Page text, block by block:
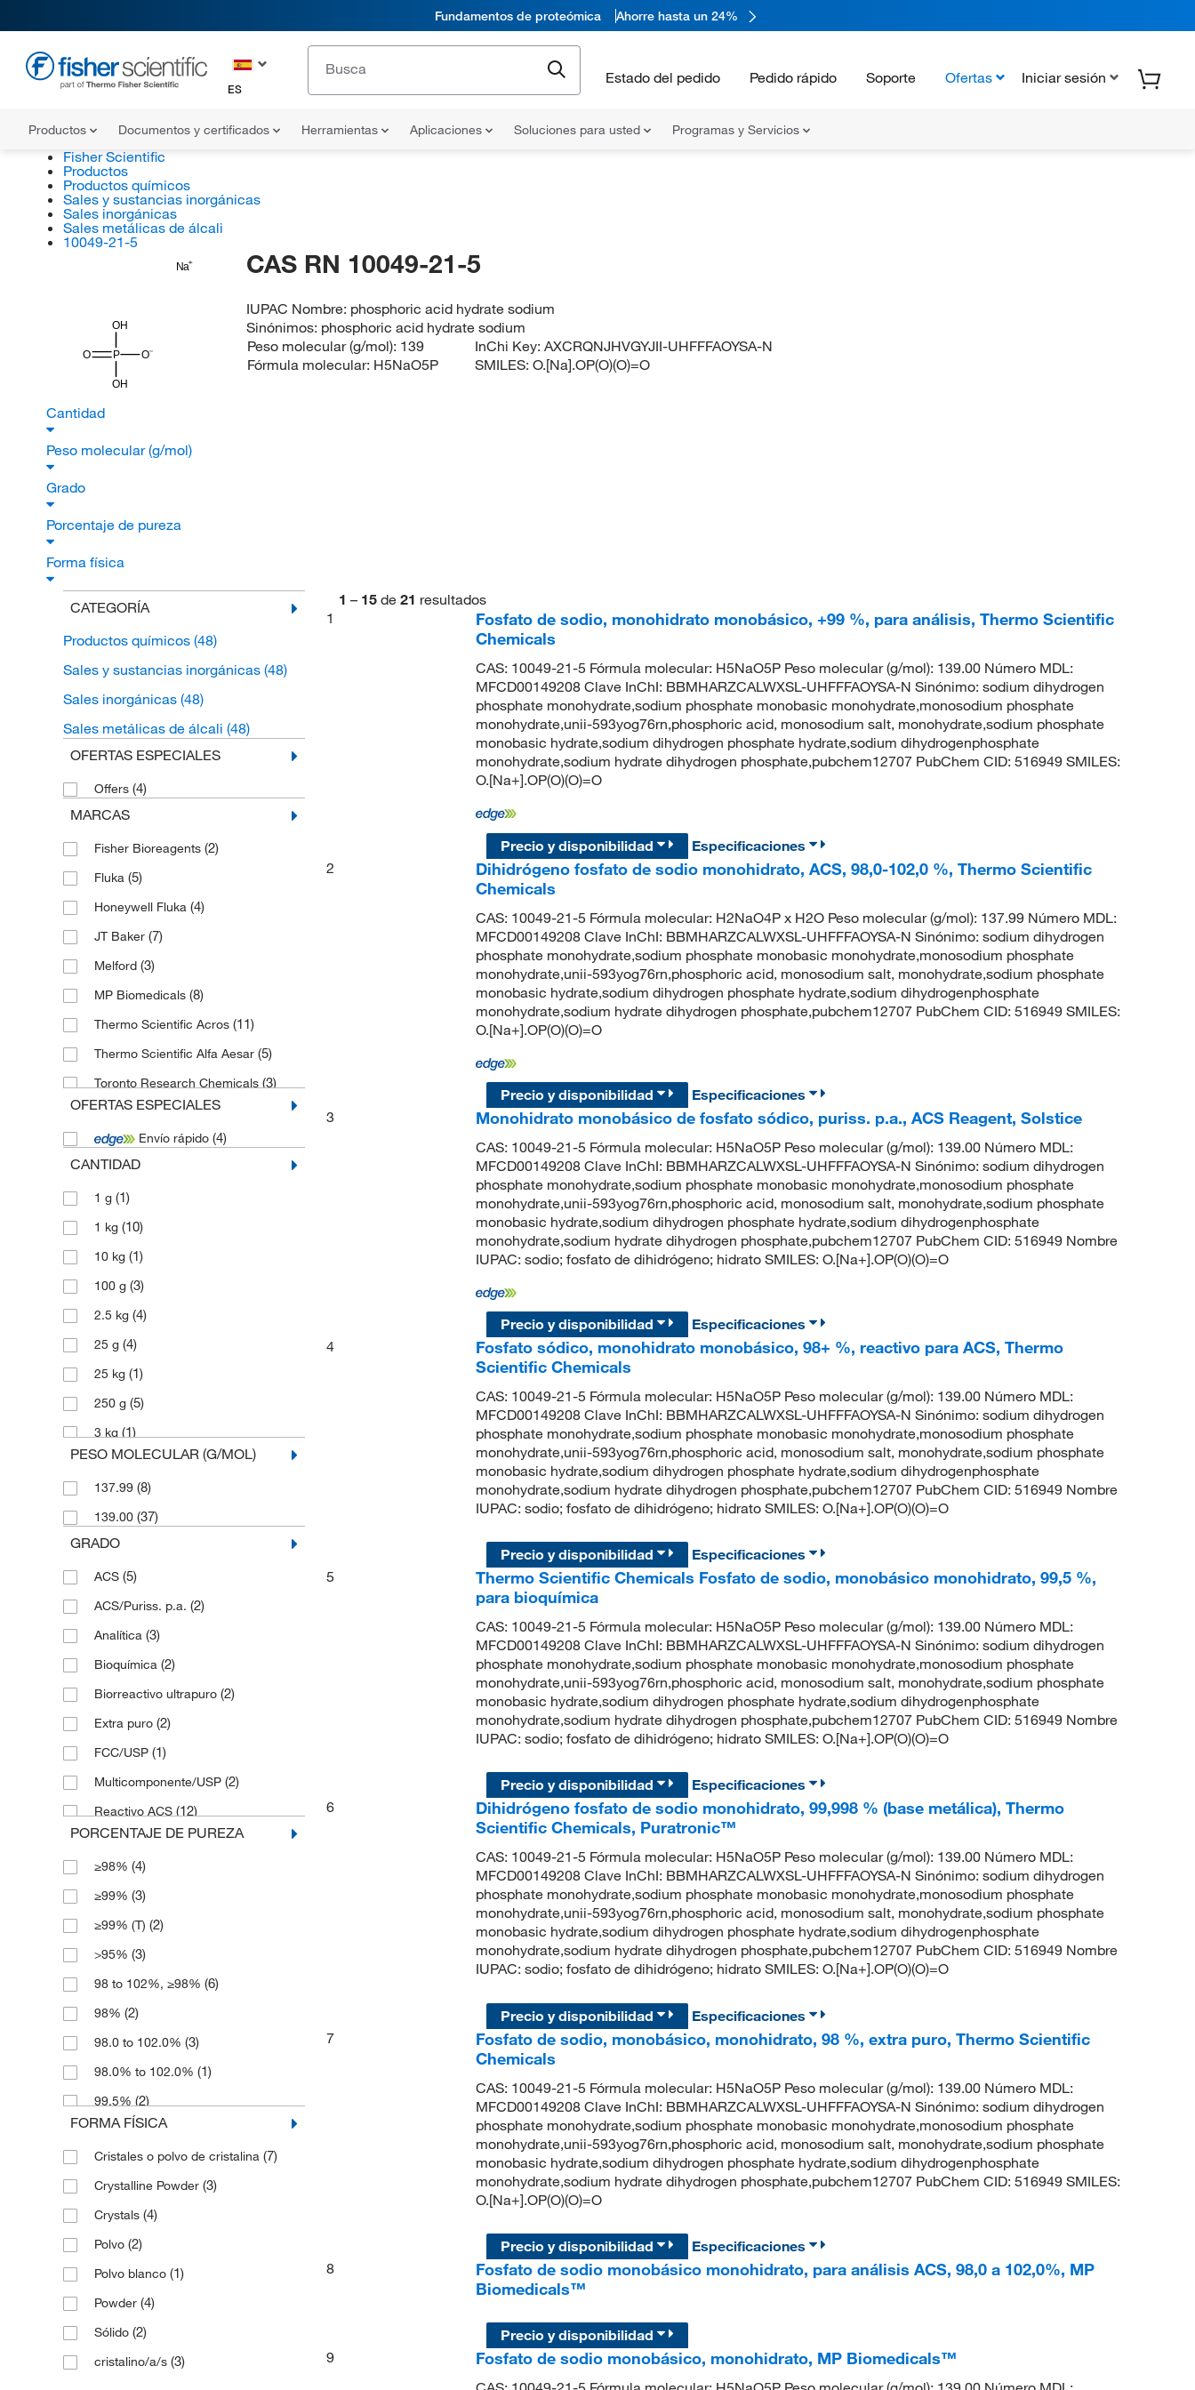
Fundamentos de proteómica Ahorre hasta un 24%
ES
Estado del pedido Pedido rápido Soporte Ofertas Iniciar sesión
Productos Documentos y certificados Herramientas Aplicaciones Soluciones para usted Programas y Servicios
Fisher Scientific
Productos
Productos químicos
Sales y sustancias inorgánicas
Sales inorgánicas
Sales metálicas de álcali
10049-21-5
Na
OH
P
OH
O
O
CAS RN 10049-21-5
IUPAC Nombre: phosphoric acid hydrate sodium
Sinónimos: phosphoric acid hydrate sodium
Peso molecular (g/mol): 139
Fórmula molecular: H5NaO5P
InChi Key:AXCRQNJHVGYJII-UHFFFAOYSA-N
SMILES:O.[Na].OP(O)(O)=O
Cantidad
Peso molecular (g/mol)
Grado
Porcentaje de pureza
Forma física
CATEGORÍA
Productos químicos (48)
Sales y sustancias inorgánicas (48)
Sales inorgánicas (48)
Sales metálicas de álcali (48)
OFERTAS ESPECIALES
Offers (4)
MARCAS
Fisher Bioreagents (2)
Fluka (5)
Honeywell Fluka (4)
JT Baker (7)
Melford (3)
MP Biomedicals (8)
Thermo Scientific Acros (11)
Thermo Scientific Alfa Aesar (5)
Toronto Research Chemicals (3)
OFERTAS ESPECIALES
Envío rápido (4)
CANTIDAD
1 g (1)
1 kg (10)
10 kg (1)
100 g (3)
2.5 kg (4)
25 g (4)
25 kg (1)
250 g (5)
3 kg (1)
5 g(1)
5 kg(5)
500 g(11)
6 x 1 kg
PESO MOLECULAR (G/MOL)
137.99 (8)
139.00 (37)
GRADO
ACS (5)
ACS/Puriss. p.a. (2)
Analítica (3)
Bioquímica (2)
Biorreactivo ultrapuro (2)
Extra puro (2)
FCC/USP (1)
Multicomponente/USP (2)
Reactivo ACS (12)
Reactivo ACS BAKER ANALYZED™
(1)
USP(4)
PORCENTAJE DE PUREZA
≥98% (4)
≥99% (3)
≥99% (T) (2)
>95% (3)
98 to 102%, ≥98% (6)
98% (2)
98.0 to 102.0% (3)
98.0% to 102.0% (1)
99.5% (2)
FORMA FÍSICA
Cristales o polvo de cristalina (7)
Crystalline Powder (3)
Crystals (4)
Polvo (2)
Polvo blanco (1)
Powder (4)
Sólido (2)
cristalino/a/s (3)
1 – 15 de 21 resultados
1
Fosfato de sodio, monohidrato monobásico, +99 %, para análisis, Thermo Scientific
Chemicals
CAS: 10049-21-5 Fórmula molecular: H5NaO5P Peso molecular (g/mol): 139.00 Número MDL:
MFCD00149208 Clave InChI: BBMHARZCALWXSL-UHFFFAOYSA-N Sinónimo: sodium dihydrogen
phosphate monohydrate,sodium phosphate monobasic monohydrate,monosodium phosphate
monohydrate,unii-593yog76rn,phosphoric acid, monosodium salt, monohydrate,sodium phosphate
monobasic hydrate,sodium dihydrogen phosphate hydrate,sodium dihydrogenphosphate
monohydrate,sodium hydrate dihydrogen phosphate,pubchem12707 PubChem CID: 516949 SMILES:
O.[Na+].OP(O)(O)=O
Precio y disponibilidad
Especificaciones
2
Dihidrógeno fosfato de sodio monohidrato, ACS, 98,0-102,0 %, Thermo Scientific
Chemicals
CAS: 10049-21-5 Fórmula molecular: H2NaO4P x H2O Peso molecular (g/mol): 137.99 Número MDL:
MFCD00149208 Clave InChI: BBMHARZCALWXSL-UHFFFAOYSA-N Sinónimo: sodium dihydrogen
phosphate monohydrate,sodium phosphate monobasic monohydrate,monosodium phosphate
monohydrate,unii-593yog76rn,phosphoric acid, monosodium salt, monohydrate,sodium phosphate
monobasic hydrate,sodium dihydrogen phosphate hydrate,sodium dihydrogenphosphate
monohydrate,sodium hydrate dihydrogen phosphate,pubchem12707 PubChem CID: 516949 SMILES:
O.[Na+].OP(O)(O)=O
Precio y disponibilidad
Especificaciones
3
Monohidrato monobásico de fosfato sódico, puriss. p.a., ACS Reagent, Solstice
CAS: 10049-21-5 Fórmula molecular: H5NaO5P Peso molecular (g/mol): 139.00 Número MDL:
MFCD00149208 Clave InChI: BBMHARZCALWXSL-UHFFFAOYSA-N Sinónimo: sodium dihydrogen
phosphate monohydrate,sodium phosphate monobasic monohydrate,monosodium phosphate
monohydrate,unii-593yog76rn,phosphoric acid, monosodium salt, monohydrate,sodium phosphate
monobasic hydrate,sodium dihydrogen phosphate hydrate,sodium dihydrogenphosphate
monohydrate,sodium hydrate dihydrogen phosphate,pubchem12707 PubChem CID: 516949 Nombre
IUPAC: sodio; fosfato de dihidrógeno; hidrato SMILES: O.[Na+].OP(O)(O)=O
Precio y disponibilidad
Especificaciones
4
Fosfato sódico, monohidrato monobásico, 98+ %, reactivo para ACS, Thermo
Scientific Chemicals
CAS: 10049-21-5 Fórmula molecular: H5NaO5P Peso molecular (g/mol): 139.00 Número MDL:
MFCD00149208 Clave InChI: BBMHARZCALWXSL-UHFFFAOYSA-N Sinónimo: sodium dihydrogen
phosphate monohydrate,sodium phosphate monobasic monohydrate,monosodium phosphate
monohydrate,unii-593yog76rn,phosphoric acid, monosodium salt, monohydrate,sodium phosphate
monobasic hydrate,sodium dihydrogen phosphate hydrate,sodium dihydrogenphosphate
monohydrate,sodium hydrate dihydrogen phosphate,pubchem12707 PubChem CID: 516949 Nombre
IUPAC: sodio; fosfato de dihidrógeno; hidrato SMILES: O.[Na+].OP(O)(O)=O
Precio y disponibilidad
Especificaciones
5
Thermo Scientific Chemicals Fosfato de sodio, monobásico monohidrato, 99,5 %,
para bioquímica
CAS: 10049-21-5 Fórmula molecular: H5NaO5P Peso molecular (g/mol): 139.00 Número MDL:
MFCD00149208 Clave InChI: BBMHARZCALWXSL-UHFFFAOYSA-N Sinónimo: sodium dihydrogen
phosphate monohydrate,sodium phosphate monobasic monohydrate,monosodium phosphate
monohydrate,unii-593yog76rn,phosphoric acid, monosodium salt, monohydrate,sodium phosphate
monobasic hydrate,sodium dihydrogen phosphate hydrate,sodium dihydrogenphosphate
monohydrate,sodium hydrate dihydrogen phosphate,pubchem12707 PubChem CID: 516949 Nombre
IUPAC: sodio; fosfato de dihidrógeno; hidrato SMILES: O.[Na+].OP(O)(O)=O
Precio y disponibilidad
Especificaciones
6
Dihidrógeno fosfato de sodio monohidrato, 99,998 % (base metálica), Thermo
Scientific Chemicals, Puratronic™
CAS: 10049-21-5 Fórmula molecular: H5NaO5P Peso molecular (g/mol): 139.00 Número MDL:
MFCD00149208 Clave InChI: BBMHARZCALWXSL-UHFFFAOYSA-N Sinónimo: sodium dihydrogen
phosphate monohydrate,sodium phosphate monobasic monohydrate,monosodium phosphate
monohydrate,unii-593yog76rn,phosphoric acid, monosodium salt, monohydrate,sodium phosphate
monobasic hydrate,sodium dihydrogen phosphate hydrate,sodium dihydrogenphosphate
monohydrate,sodium hydrate dihydrogen phosphate,pubchem12707 PubChem CID: 516949 Nombre
IUPAC: sodio; fosfato de dihidrógeno; hidrato SMILES: O.[Na+].OP(O)(O)=O
Precio y disponibilidad
Especificaciones
7
Fosfato de sodio, monobásico, monohidrato, 98 %, extra puro, Thermo Scientific
Chemicals
CAS: 10049-21-5 Fórmula molecular: H5NaO5P Peso molecular (g/mol): 139.00 Número MDL:
MFCD00149208 Clave InChI: BBMHARZCALWXSL-UHFFFAOYSA-N Sinónimo: sodium dihydrogen
phosphate monohydrate,sodium phosphate monobasic monohydrate,monosodium phosphate
monohydrate,unii-593yog76rn,phosphoric acid, monosodium salt, monohydrate,sodium phosphate
monobasic hydrate,sodium dihydrogen phosphate hydrate,sodium dihydrogenphosphate
monohydrate,sodium hydrate dihydrogen phosphate,pubchem12707 PubChem CID: 516949 SMILES:
O.[Na+].OP(O)(O)=O
Precio y disponibilidad
Especificaciones
8
Fosfato de sodio monobásico monohidrato, para análisis ACS, 98,0 a 102,0%, MP
Biomedicals™
Precio y disponibilidad
9
Fosfato de sodio monobásico, monohidrato, MP Biomedicals™